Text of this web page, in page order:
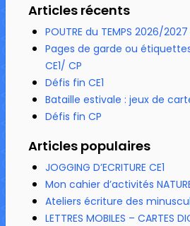
Articles récents
POUTRE du TEMPS 2026/
Pages de garde ou
CE1/ CP
Défis fin CE1
Bataille estivale : jeux de
Défis fin CP
Articles populaires
JOGGING D’ECRITURE CE1
Mon cahier d’activités
Ateliers écriture des
LETTRES MOBILES – CARTES